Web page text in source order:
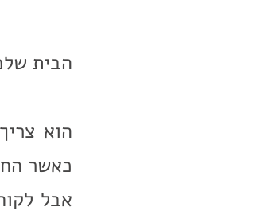
הבית
הוא
כאשר
אבל